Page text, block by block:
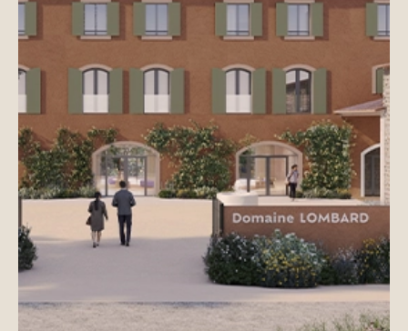
Créer vos événements
Se retrouver
Célébrer